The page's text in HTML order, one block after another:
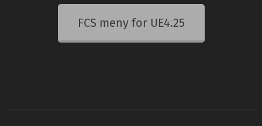
FCS meny for UE4.25